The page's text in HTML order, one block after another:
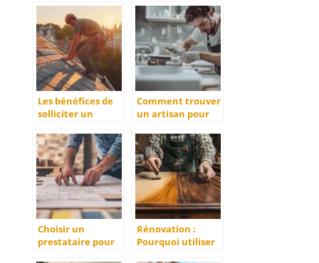
dédiée au crédit
travaux et
décoration ?
à l’heure : Quand
et Pourquoi ?
Les bénéfices de
solliciter un
Rochelle pour vos
travaux de
toiture
Comment trouver
un artisan pour
bain : conseils et
astuces
Choisir un
prestataire pour
Rénovation :
Pourquoi utiliser